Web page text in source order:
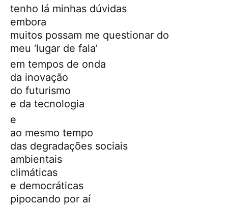
tenho lá minhas dúvidas
embora
muitos possam me questionar do
meu ‘lugar de fala’
em tempos de onda
da inovação
do futurismo
e da tecnologia
e
ao mesmo tempo
das degradações sociais
ambientais
climáticas
e democráticas
pipocando por aí